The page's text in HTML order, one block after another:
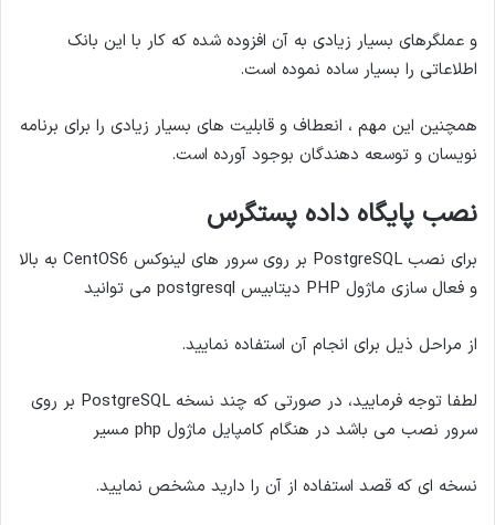
و عملگرهای بسیار زیادی به آن افزوده شده که کار با این بانک
اطلاعاتی را بسیار ساده نموده است.
همچنین این مهم ، انعطاف و قابلیت های بسیار زیادی را برای برنامه
نویسان و توسعه دهندگان بوجود آورده است.
نصب پایگاه داده پستگرس
برای نصب PostgreSQL بر روی سرور های لینوکس CentOS6 به بالا
و فعال سازی ماژول PHP دیتابیس postgresql می توانید
از مراحل ذیل برای انجام آن استفاده نمایید.
لطفا توجه فرمایید، در صورتی که چند نسخه PostgreSQL بر روی
سرور نصب می باشد در هنگام کامپایل ماژول php مسیر
نسخه ای که قصد استفاده از آن را دارید مشخص نمایید.